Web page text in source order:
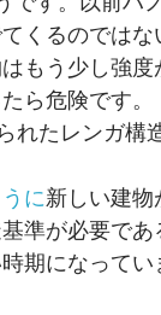
くるのでは
もう少し強
ら危険です。
れたレンガ構
に新しい建物
準が必要で
期になってい